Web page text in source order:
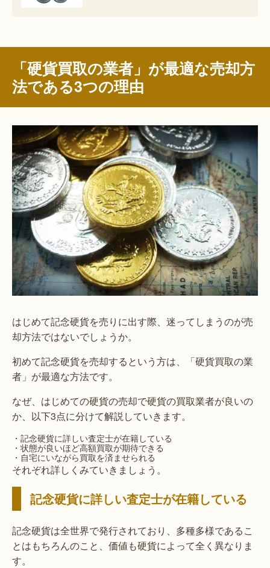
「硬貨買取の業者」が最適な売却方
法である3つの理由
はじめて記念硬貨を売りに出す際、迷ってしまうのが売
却方法ではないでしょうか。
初めて記念硬貨を売却するという方は、「硬貨買取の業
者」が最適な方法です。
なぜ、はじめての硬貨の売却で硬貨の買取業者が良いの
か、以下3点に分けて解説していきます。
・記念硬貨に詳しい査定士が在籍している
・状態が良いほど高額買取が期待できる
・自宅にいながら買取を済ませられる
それぞれ詳しくみていきましょう。
記念硬貨に詳しい査定士が在籍している
記念硬貨は全世界で発行されており、多種多様であるこ
とはもちろんのこと、価値も硬貨によって全く異なりま
す。